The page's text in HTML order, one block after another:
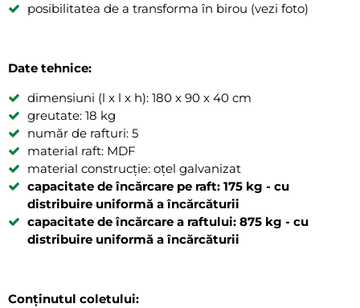
posibilitatea de a transforma în birou (vezi foto)
Date tehnice:
dimensiuni (l x l x h): 180 x 90 x 40 cm
greutate: 18 kg
număr de rafturi: 5
material raft: MDF
material construcție: oțel galvanizat
capacitate de încărcare pe raft: 175 kg - cu
distribuire uniformă a încărcăturii
capacitate de încărcare a raftului: 875 kg - cu
distribuire uniformă a încărcăturii
Conținutul coletului: